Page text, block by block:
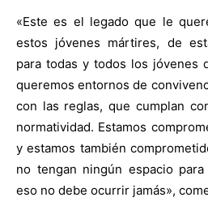
«Este es el legado que le
estos jóvenes mártires, de
para todas y todos los jóvenes
queremos entornos de
con las reglas, que cumplan
normatividad. Estamos
y estamos también
no tengan ningún espacio
eso no debe ocurrir jamás»,